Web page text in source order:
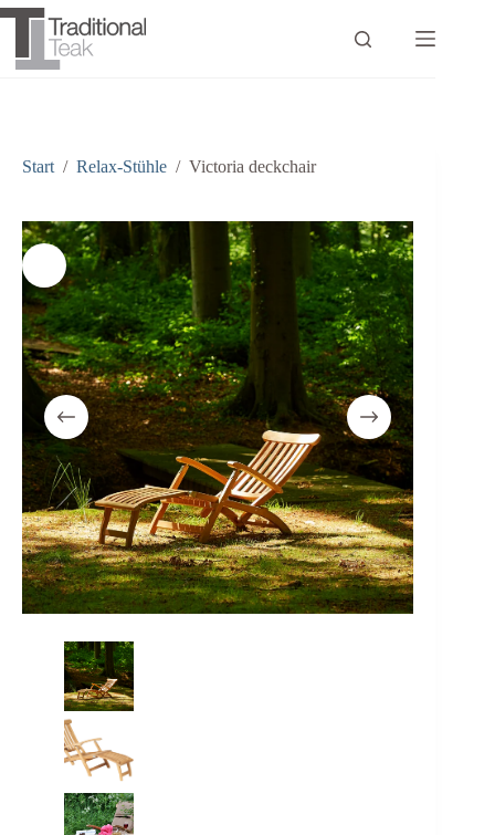
Zum
Start / Relax-Stühle / Victoria deckchair